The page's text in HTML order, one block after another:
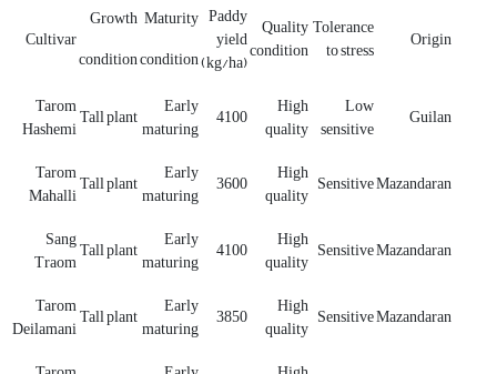
Origin
Tolerance
to stress
Quality
condition
Paddy
yield
(kg/ha)
Maturity
condition
Growth
condition
Cultivar
Guilan
Low
sensitive
High
quality
4100
Early
maturing
Tall plant
Tarom
Hashemi
Mazandaran
Sensitive
High
quality
3600
Early
maturing
Tall plant
Tarom
Mahalli
Mazandaran
Sensitive
High
quality
4100
Early
maturing
Tall plant
Sang
Traom
Mazandaran
Sensitive
High
quality
3850
Early
maturing
Tall plant
Tarom
Deilamani